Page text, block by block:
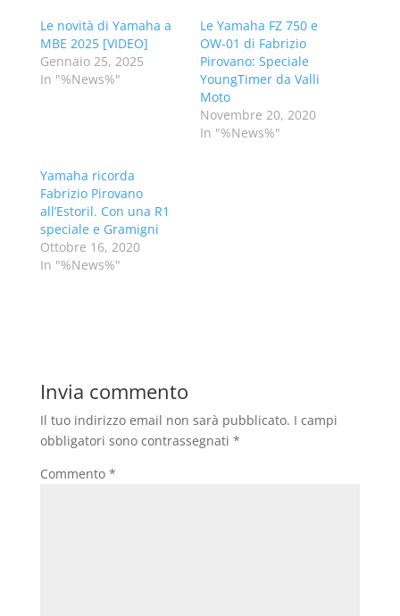
Le novità di Yamaha a
MBE 2025 [VIDEO]
Gennaio 25, 2025
In "%News%"
Le Yamaha FZ 750 e
OW-01 di Fabrizio
Pirovano: Speciale
YoungTimer da Valli
Moto
Novembre 20, 2020
In "%News%"
Yamaha ricorda
Fabrizio Pirovano
all’Estoril. Con una R1
speciale e Gramigni
Ottobre 16, 2020
In "%News%"
Invia commento
Il tuo indirizzo email non sarà pubblicato. I campi
obbligatori sono contrassegnati *
Commento *